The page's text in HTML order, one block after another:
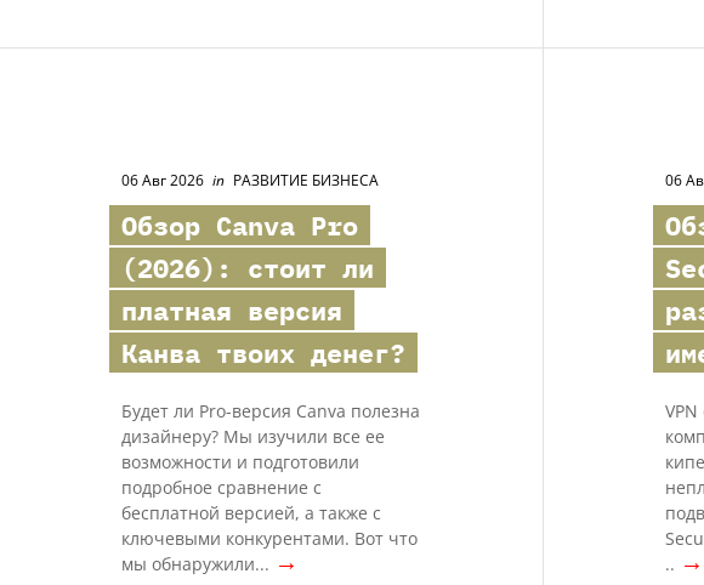
06 Авг 2026 in РАЗВИТИЕ БИЗНЕСА
Обзор Canva Pro
(2026): стоит ли
платная версия
Канва твоих денег?
Будет ли Pro-версия Canva полезна
дизайнеру? Мы изучили все ее
возможности и подготовили
подробное сравнение с
бесплатной версией, а также с
ключевыми конкурентами. Вот что
мы обнаружили... →
06
.. →